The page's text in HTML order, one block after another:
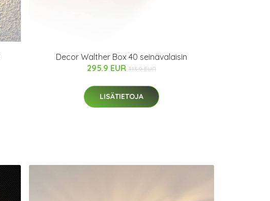
Decor Walther Box 40 seinävalaisin
295.9 EUR 313.9 EUR
LISÄTIETOJA